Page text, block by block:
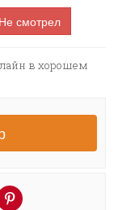
Не смотрел
в хорошем